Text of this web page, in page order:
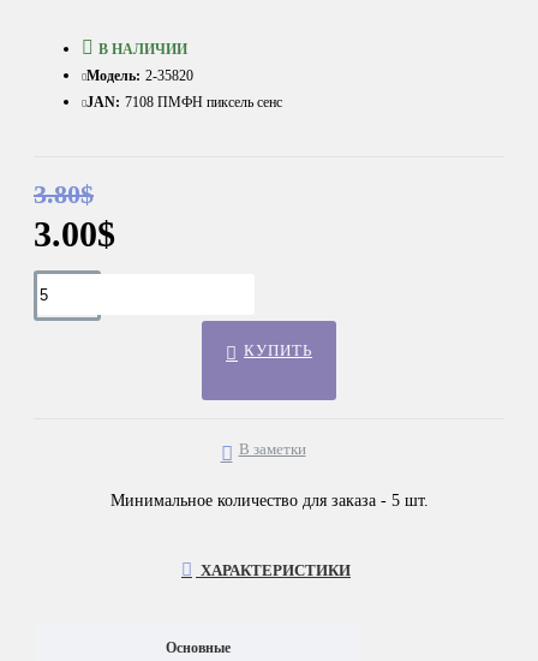
3.80$
3.00$
В НАЛИЧИИ
Модель: 2-35820
JAN: 7108 ПМФН пиксель сенс
КУПИТЬ
В заметки
Минимальное количество для заказа - 5 шт.
ХАРАКТЕРИСТИКИ
Основные